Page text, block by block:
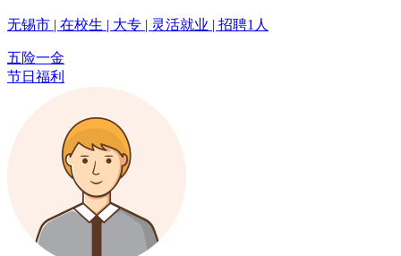
无锡市 | 在校生 | 大专 | 灵活就业 | 招聘1人
五险一金
节日福利